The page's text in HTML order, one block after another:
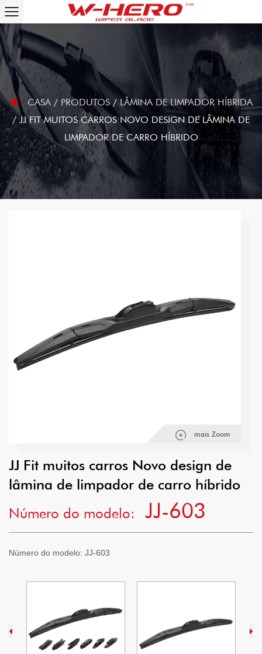
CASA/PRODUTOS/ LÂMINA DE LIMPADOR HÍBRIDA
/JJ FIT MUITOS CARROS NOVO DESIGN DE LÂMINA DE
LIMPADOR DE CARRO HÍBRIDO
mais Zoom
JJ Fit muitos carros Novo design de
lâmina de limpador de carro híbrido
Número do modelo:
JJ-603
Número do modelo: JJ-603